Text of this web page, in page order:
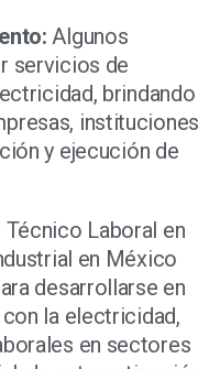
Algunos
servicios de
brindando
instituciones
y ejecución de
Laboral en
en México
desarrollarse en
la electricidad,
en sectores